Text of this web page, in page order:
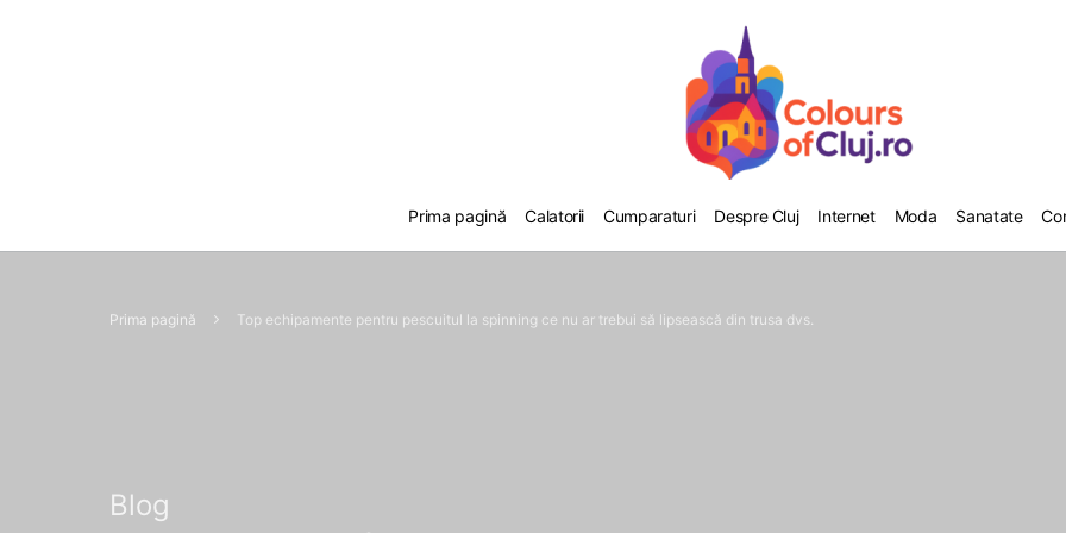
Prima pagină Calatorii Cumparaturi Despre Cluj Internet Moda Sanatate
Prima pagină Top echipamente pentru pescuitul la spinning ce nu ar trebui să lipsească din trusa dvs.
Blog